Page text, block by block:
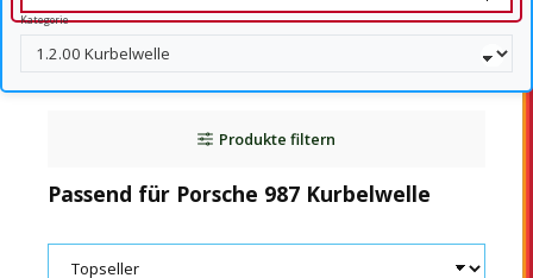
Kategorie
Produkte filtern
Passend für Porsche 987 Kurbelwelle